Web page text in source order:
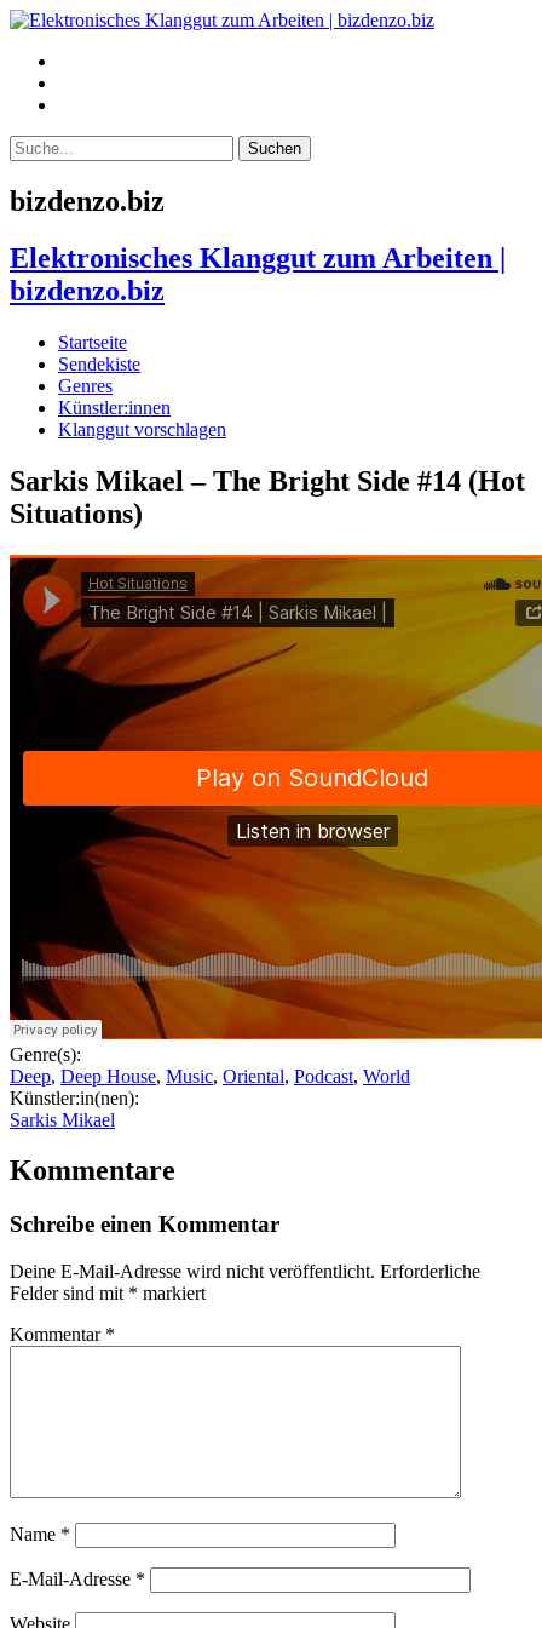
bizdenzo.biz
Elektronisches Klanggut zum Arbeiten |
bizdenzo.biz
Startseite
Sendekiste
Genres
Künstler:innen
Klanggut vorschlagen
Sarkis Mikael – The Bright Side #14 (Hot
Situations)
Genre(s):
Deep, Deep House, Music, Oriental, Podcast, World
Künstler:in(nen):
Sarkis Mikael
Kommentare
Schreibe einen Kommentar
Deine E-Mail-Adresse wird nicht veröffentlicht. Erforderliche
Felder sind mit * markiert
Kommentar *
Name *
E-Mail-Adresse *
Website